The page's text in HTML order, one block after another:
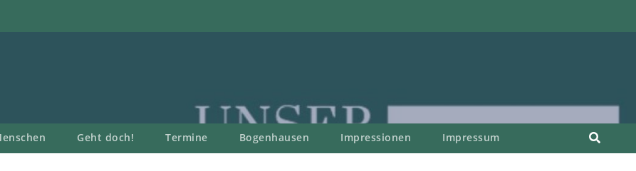
Geht doch! Termine Bogenhausen Impressionen Impressum